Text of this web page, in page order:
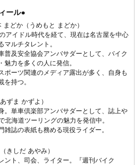
ール●
まどか（うめもと まどか）
アイドル時代を経て、現在は名古屋を中心
マルチタレント。
普及安全協会アンバサダーとして、バイク
魅力を多くの人に発信。
ポーツ関連のメディア露出が多く、自身も
を持つ。
ずま かずよ）
。単車倶楽部アンバサダーとして、誌上や
北海道ツーリングの魅力を発信中。
雑誌の表紙も務める現役ライダー。
きしだ あやみ）
ント、司会、ライター。『週刊バイク